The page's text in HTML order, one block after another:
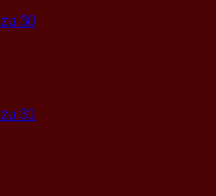
zu 30
zu 31